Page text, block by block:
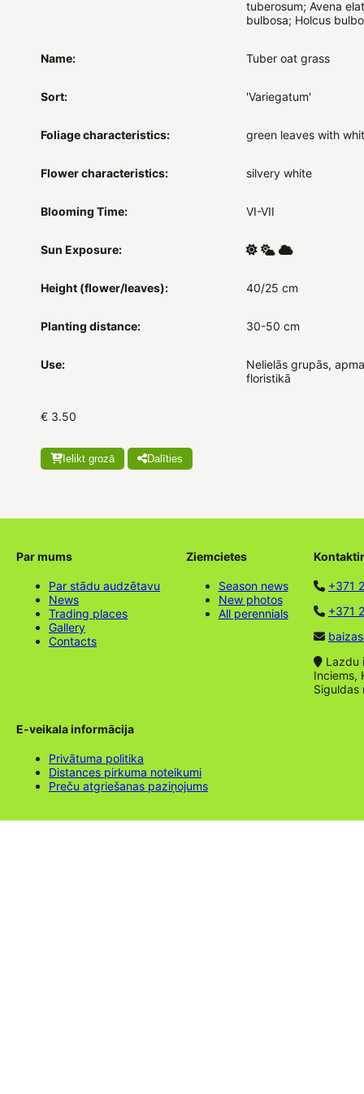
tuberosum; Avena
bulbosa; Holcus
Name: Tuber oat grass
Sort: 'Variegatum'
Foliage characteristics: green leaves with
Flower characteristics: silvery white
Blooming Time: VI-VII
Sun Exposure:
Height (flower/leaves): 40/25 cm
Planting distance: 30-50 cm
Use:
Nelielās grupās,
floristikā
€ 3.50
Ielikt grozā Dalīties
Par mums
Par stādu audzētavu
News
Trading places
Gallery
Contacts
Ziemcietes
Season news
New photos
All perennials
+371
+371
Lazdu
Inciems,
Siguldas
E-veikala informācija
Privātuma politika
Distances pirkuma noteikumi
Preču atgriešanas paziņojums